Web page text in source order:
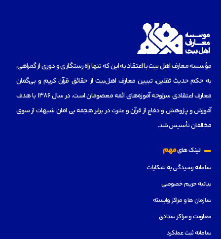
مؤسسه‌ معارف اهل بیت با اعتقاد به این که تنها راه رستگاری و دوری از گمراهی،
به حکم حدیث ثقلین، تبیین معارف اهل‌بیت از حقائق قرآن کریم و بی‌گمان
معارف اعتقادی سرلوحه آموزه‌های ائمه معصومان است، در سال 1386 با هدف
آموزش و پژوهش و دفاع از قرآن و عترت در برابر هجمه بی امان شبهات از سوی
مخالفان تأسیس شد.
لینک هایمهم
سامانه رسیدگی به شکایات
بیانیه حریم خصوصی
سازمان ها و مراکز وابسته
معاونت و مراکز ستادی
سامانه ثبت عملکرد